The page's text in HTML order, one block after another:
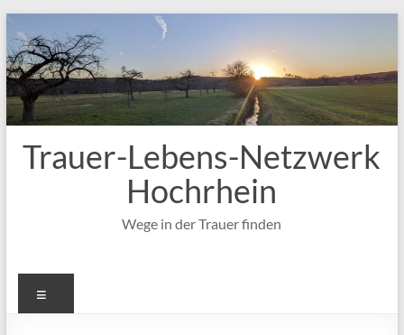
Inhalt
springen
Trauer-Lebens-Netzwerk
Hochrhein
Wege in der Trauer finden